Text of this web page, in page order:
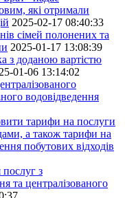
які отримали
2025-02-17 08:40:33
сімей полонених та
2025-01-17 13:08:39
з доданою вартістю
01-06 13:14:02
водовідведення
тарифи на послуги
а також тарифи на
побутових відходів
з
та централізованого